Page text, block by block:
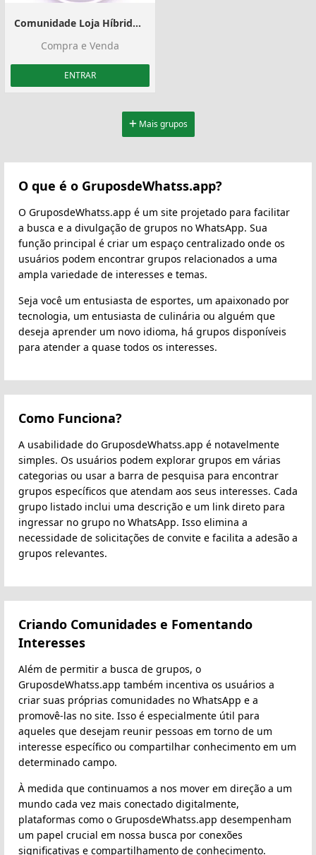
Comunidade Loja Híbridoo™ Atacado
Compra e Venda
ENTRAR
Mais grupos
O que é o GruposdeWhatss.app?
O GruposdeWhatss.app é um site projetado para facilitar
a busca e a divulgação de grupos no WhatsApp. Sua
função principal é criar um espaço centralizado onde os
usuários podem encontrar grupos relacionados a uma
ampla variedade de interesses e temas.
Seja você um entusiasta de esportes, um apaixonado por
tecnologia, um entusiasta de culinária ou alguém que
deseja aprender um novo idioma, há grupos disponíveis
para atender a quase todos os interesses.
Como Funciona?
A usabilidade do GruposdeWhatss.app é notavelmente
simples. Os usuários podem explorar grupos em várias
categorias ou usar a barra de pesquisa para encontrar
grupos específicos que atendam aos seus interesses. Cada
grupo listado inclui uma descrição e um link direto para
ingressar no grupo no WhatsApp. Isso elimina a
necessidade de solicitações de convite e facilita a adesão a
grupos relevantes.
Criando Comunidades e Fomentando
Interesses
Além de permitir a busca de grupos, o
GruposdeWhatss.app também incentiva os usuários a
criar suas próprias comunidades no WhatsApp e a
promovê-las no site. Isso é especialmente útil para
aqueles que desejam reunir pessoas em torno de um
interesse específico ou compartilhar conhecimento em um
determinado campo.
À medida que continuamos a nos mover em direção a um
mundo cada vez mais conectado digitalmente,
plataformas como o GruposdeWhatss.app desempenham
um papel crucial em nossa busca por conexões
significativas e compartilhamento de conhecimento.